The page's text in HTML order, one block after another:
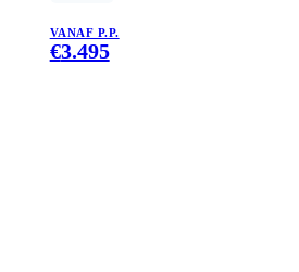
VANAF P.P.
€3.495